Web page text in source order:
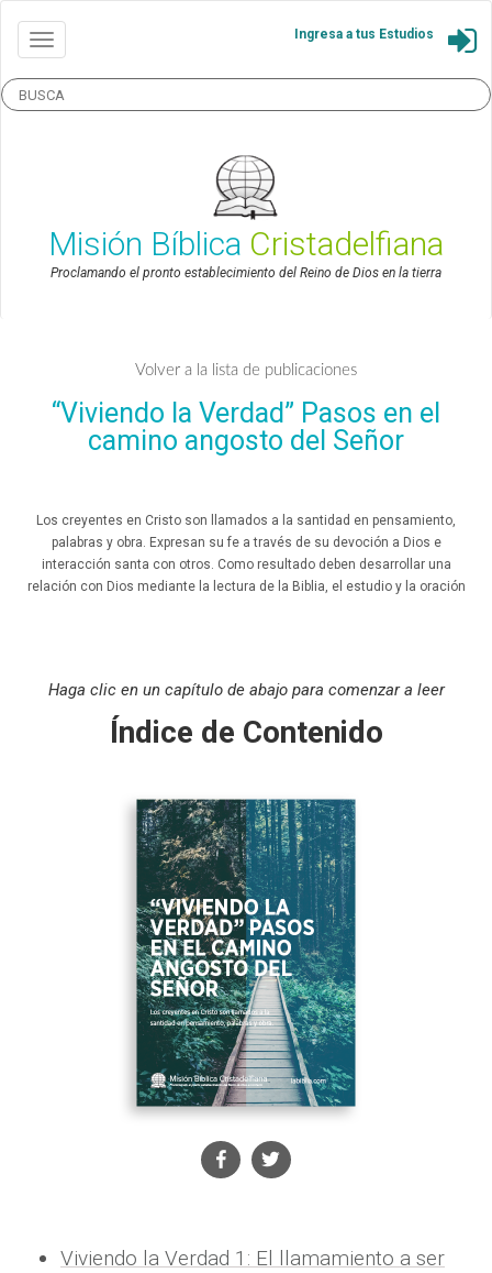
Ingresa a tus Estudios
Misión Bíblica Cristadelfiana
Proclamando el pronto establecimiento del Reino de Dios en la tierra
Volver a la lista de publicaciones
“Viviendo la Verdad” Pasos en el
camino angosto del Señor
Los creyentes en Cristo son llamados a la santidad en pensamiento,
palabras y obra. Expresan su fe a través de su devoción a Dios e
interacción santa con otros. Como resultado deben desarrollar una
relación con Dios mediante la lectura de la Biblia, el estudio y la oración
Haga clic en un capítulo de abajo para comenzar a leer
Índice de Contenido
Viviendo la Verdad 1: El llamamiento a ser